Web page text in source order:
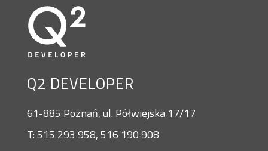
Q2 DEVELOPER
61-885 Poznań, ul. Półwiejska 17/17
T: 515 293 958, 516 190 908